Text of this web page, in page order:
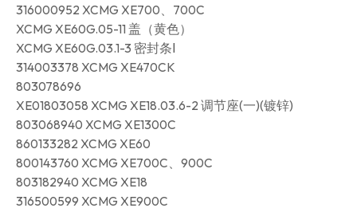
316000952 XCMG XE700、700C
XCMG XE60G.05-11 盖（黄色）
XCMG XE60G.03.1-3 密封条Ⅰ
314003378 XCMG XE470CK
803078696
XE01803058 XCMG XE18.03.6-2 调节座(一)(镀锌)
803068940 XCMG XE1300C
860133282 XCMG XE60
800143760 XCMG XE700C、900C
803182940 XCMG XE18
316500599 XCMG XE900C